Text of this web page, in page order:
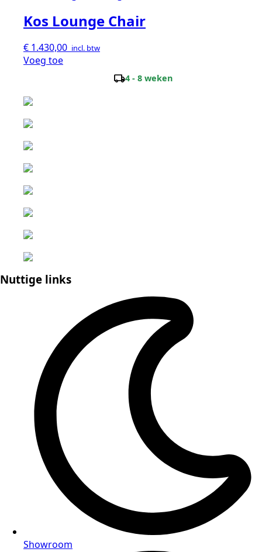
Kos Lounge Chair
€ 1.430,00 incl. btw
Voeg toe
local_shipping4 - 8 weken
Nuttige links
Showroom